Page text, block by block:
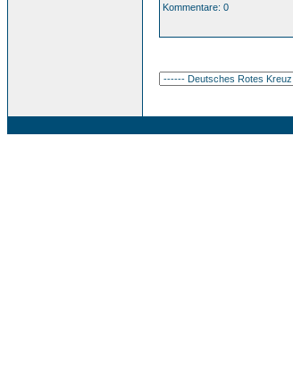
Kommentare: 0